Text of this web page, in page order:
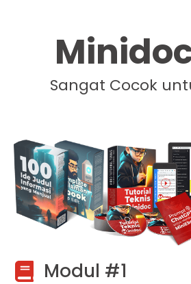
Sangat Cocok
Modul #1